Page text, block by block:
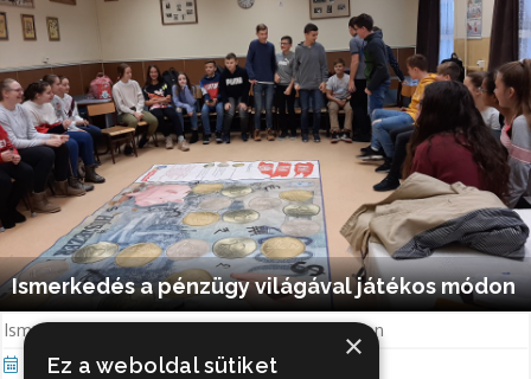
Ismerkedés a pénzügy világával játékos módon
Ismerkedés a pénzügy világával játékos módon
Már 25, 2021 ×
Ez a weboldal sütiket